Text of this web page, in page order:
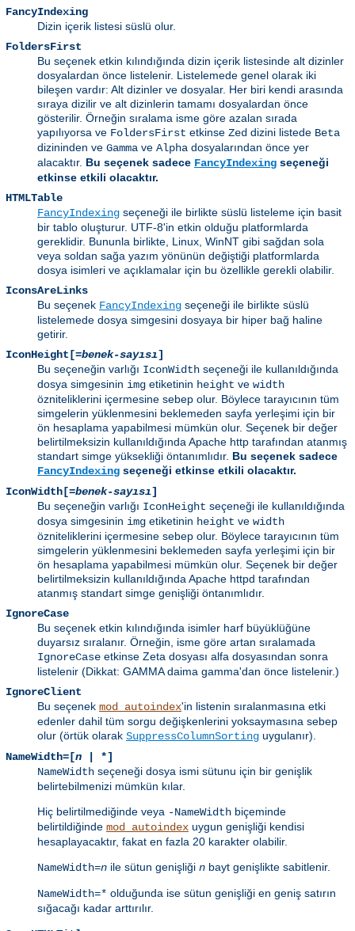
FancyIndexing
Dizin içerik listesi süslü olur.
FoldersFirst
Bu seçenek etkin kılındığında dizin içerik listesinde alt dizinler
dosyalardan önce listelenir. Listelemede genel olarak iki
bileşen vardır: Alt dizinler ve dosyalar. Her biri kendi arasında
sıraya dizilir ve alt dizinlerin tamamı dosyalardan önce
gösterilir. Örneğin sıralama isme göre azalan sırada
yapılıyorsa ve FoldersFirst etkinse Zed dizini listede Beta
dizininden ve Gamma ve Alpha dosyalarından önce yer
alacaktır. Bu seçenek sadece FancyIndexing seçeneği
etkinse etkili olacaktır.
HTMLTable
FancyIndexing seçeneği ile birlikte süslü listeleme için basit
bir tablo oluşturur. UTF-8'in etkin olduğu platformlarda
gereklidir. Bununla birlikte, Linux, WinNT gibi sağdan sola
veya soldan sağa yazım yönünün değiştiği platformlarda
dosya isimleri ve açıklamalar için bu özellikle gerekli olabilir.
IconsAreLinks
Bu seçenek FancyIndexing seçeneği ile birlikte süslü
listelemede dosya simgesini dosyaya bir hiper bağ haline
getirir.
IconHeight[=benek-sayısı]
Bu seçeneğin varlığı IconWidth seçeneği ile kullanıldığında
dosya simgesinin img etiketinin height ve width
özniteliklerini içermesine sebep olur. Böylece tarayıcının tüm
simgelerin yüklenmesini beklemeden sayfa yerleşimi için bir
ön hesaplama yapabilmesi mümkün olur. Seçenek bir değer
belirtilmeksizin kullanıldığında Apache http tarafından atanmış
standart simge yüksekliği öntanımlıdır. Bu seçenek sadece
FancyIndexing seçeneği etkinse etkili olacaktır.
IconWidth[=benek-sayısı]
Bu seçeneğin varlığı IconHeight seçeneği ile kullanıldığında
dosya simgesinin img etiketinin height ve width
özniteliklerini içermesine sebep olur. Böylece tarayıcının tüm
simgelerin yüklenmesini beklemeden sayfa yerleşimi için bir
ön hesaplama yapabilmesi mümkün olur. Seçenek bir değer
belirtilmeksizin kullanıldığında Apache httpd tarafından
atanmış standart simge genişliği öntanımlıdır.
IgnoreCase
Bu seçenek etkin kılındığında isimler harf büyüklüğüne
duyarsız sıralanır. Örneğin, isme göre artan sıralamada
IgnoreCase etkinse Zeta dosyası alfa dosyasından sonra
listelenir (Dikkat: GAMMA daima gamma'dan önce listelenir.)
IgnoreClient
Bu seçenek mod_autoindex'in listenin sıralanmasına etki
edenler dahil tüm sorgu değişkenlerini yoksaymasına sebep
olur (örtük olarak SuppressColumnSorting uygulanır).
NameWidth=[n | *]
NameWidth seçeneği dosya ismi sütunu için bir genişlik
belirtebilmenizi mümkün kılar.
Hiç belirtilmediğinde veya -NameWidth biçeminde
belirtildiğinde mod_autoindex uygun genişliği kendisi
hesaplayacaktır, fakat en fazla 20 karakter olabilir.
NameWidth=n ile sütun genişliği n bayt genişlikte sabitlenir.
NameWidth=* olduğunda ise sütun genişliği en geniş satırın
sığacağı kadar arttırılır.